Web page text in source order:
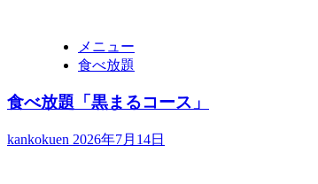
メニュー
食べ放題
食べ放題「黒まるコース」
kankokuen 2026年7月14日